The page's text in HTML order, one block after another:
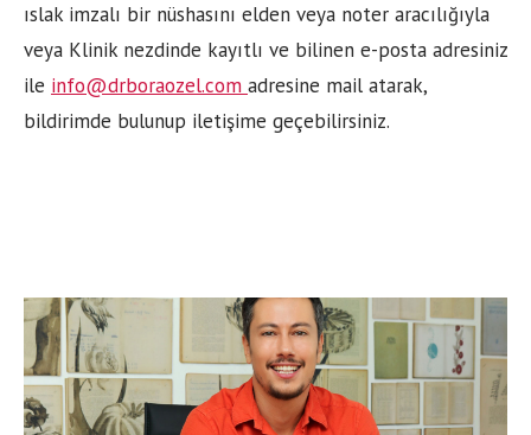
ıslak imzalı bir nüshasını elden veya noter aracılığıyla
veya Klinik nezdinde kayıtlı ve bilinen e-posta adresiniz
ile info@drboraozel.com adresine mail atarak,
bildirimde bulunup iletişime geçebilirsiniz.